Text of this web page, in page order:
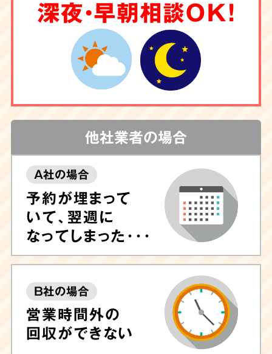
深夜・早朝相談OK！
他社業者の場合
A社の場合
予約が埋まって
いて、翌週に
なってしまった･･･
B社の場合
営業時間外の
回収ができない